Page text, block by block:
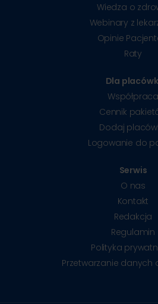
Wiedza o
Webinary z
Opinie
Raty
Dla
Współpraca
Cennik
Dodaj
Logowanie do
Serwis
O nas
Kontakt
Redakcja
Regulamin
Polityka
Przetwarzanie danych